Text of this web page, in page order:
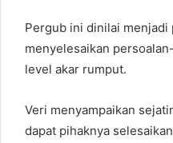
Pergub ini dinilai menjadi
menyelesaikan
level akar rumput.
Veri menyampaikan
dapat pihaknya